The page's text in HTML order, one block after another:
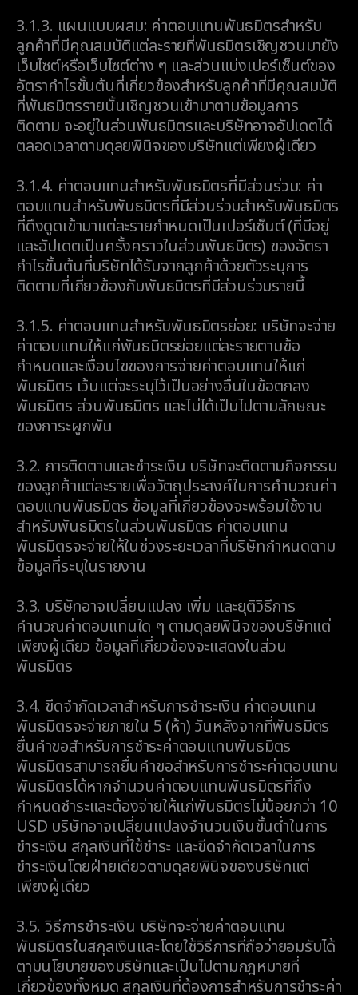
3.1.3. แผนแบบผสม: ค่าตอบแทนพันธมิตรสำหรับ
ลูกค้าที่มีคุณสมบัติแต่ละรายที่พันธมิตรเชิญชวนมายัง
เว็บไซต์หรือเว็บไซต์ต่าง ๆ และส่วนแบ่งเปอร์เซ็นต์ของ
อัตรากำไรขั้นต้นที่เกี่ยวข้องสำหรับลูกค้าที่มีคุณสมบัติ
ที่พันธมิตรรายนั้นเชิญชวนเข้ามาตามข้อมูลการ
ติดตาม จะอยู่ในส่วนพันธมิตรและบริษัทอาจอัปเดตได้
ตลอดเวลาตามดุลยพินิจของบริษัทแต่เพียงผู้เดียว
3.1.4. ค่าตอบแทนสำหรับพันธมิตรที่มีส่วนร่วม: ค่า
ตอบแทนสำหรับพันธมิตรที่มีส่วนร่วมสำหรับพันธมิตร
ที่ดึงดูดเข้ามาแต่ละรายกำหนดเป็นเปอร์เซ็นต์ (ที่มีอยู่
และอัปเดตเป็นครั้งคราวในส่วนพันธมิตร) ของอัตรา
กำไรขั้นต้นที่บริษัทได้รับจากลูกค้าด้วยตัวระบุการ
ติดตามที่เกี่ยวข้องกับพันธมิตรที่มีส่วนร่วมรายนี้
3.1.5. ค่าตอบแทนสำหรับพันธมิตรย่อย: บริษัทจะจ่าย
ค่าตอบแทนให้แก่พันธมิตรย่อยแต่ละรายตามข้อ
กำหนดและเงื่อนไขของการจ่ายค่าตอบแทนให้แก่
พันธมิตร เว้นแต่จะระบุไว้เป็นอย่างอื่นในข้อตกลง
พันธมิตร ส่วนพันธมิตร และไม่ได้เป็นไปตามลักษณะ
ของภาระผูกพัน
3.2. การติดตามและชำระเงิน บริษัทจะติดตามกิจกรรม
ของลูกค้าแต่ละรายเพื่อวัตถุประสงค์ในการคำนวณค่า
ตอบแทนพันธมิตร ข้อมูลที่เกี่ยวข้องจะพร้อมใช้งาน
สำหรับพันธมิตรในส่วนพันธมิตร ค่าตอบแทน
พันธมิตรจะจ่ายให้ในช่วงระยะเวลาที่บริษัทกำหนดตาม
ข้อมูลที่ระบุในรายงาน
3.3. บริษัทอาจเปลี่ยนแปลง เพิ่ม และยุติวิธีการ
คำนวณค่าตอบแทนใด ๆ ตามดุลยพินิจของบริษัทแต่
เพียงผู้เดียว ข้อมูลที่เกี่ยวข้องจะแสดงในส่วน
พันธมิตร
3.4. ขีดจำกัดเวลาสำหรับการชำระเงิน ค่าตอบแทน
พันธมิตรจะจ่ายภายใน 5 (ห้า) วันหลังจากที่พันธมิตร
ยื่นคำขอสำหรับการชำระค่าตอบแทนพันธมิตร
พันธมิตรสามารถยื่นคำขอสำหรับการชำระค่าตอบแทน
พันธมิตรได้หากจำนวนค่าตอบแทนพันธมิตรที่ถึง
กำหนดชำระและต้องจ่ายให้แก่พันธมิตรไม่น้อยกว่า 10
USD บริษัทอาจเปลี่ยนแปลงจำนวนเงินขั้นต่ำในการ
ชำระเงิน สกุลเงินที่ใช้ชำระ และขีดจำกัดเวลาในการ
ชำระเงินโดยฝ่ายเดียวตามดุลยพินิจของบริษัทแต่
เพียงผู้เดียว
3.5. วิธีการชำระเงิน บริษัทจะจ่ายค่าตอบแทน
พันธมิตรในสกุลเงินและโดยใช้วิธีการที่ถือว่ายอมรับได้
ตามนโยบายของบริษัทและเป็นไปตามกฎหมายที่
เกี่ยวข้องทั้งหมด สกุลเงินที่ต้องการสำหรับการชำระค่า